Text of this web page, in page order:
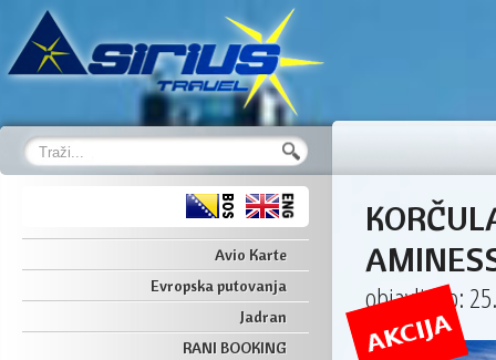
Avio Karte
Evropska putovanja
Jadran
RANI BOOKING
objavljeno: